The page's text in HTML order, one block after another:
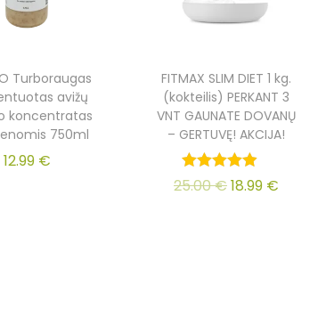
Turboraugas
avižų
koncentratas
750ml
12.99 €
FITMAX SLIM DIET 1 kg.
(kokteilis) PERKANT 3
VNT GAUNATE DOVANŲ
– GERTUVĘ! AKCIJA!
25.00€18.99 €